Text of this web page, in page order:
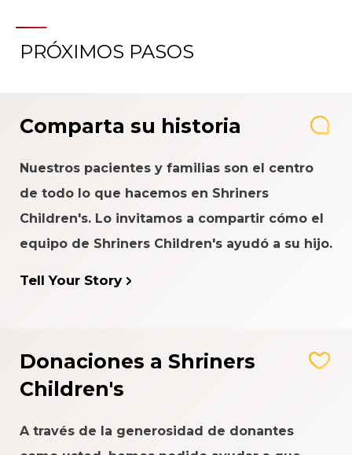
PRÓXIMOS PASOS
Comparta su historia
Nuestros pacientes y familias son el centro
de todo lo que hacemos en Shriners
Children's. Lo invitamos a compartir cómo el
equipo de Shriners Children's ayudó a su hijo.
Tell Your Story
Donaciones a Shriners
Children's
A través de la generosidad de donantes